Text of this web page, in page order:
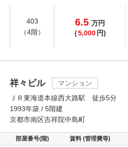
403
（4階）
6.5 万円
(5,000 円)
祥々ビル
マンション
ＪＲ東海道本線西大路駅 徒歩5分
1993年築 / 5階建
京都市南区吉祥院中島町
部屋番号(階) 賃料 (管理費等)